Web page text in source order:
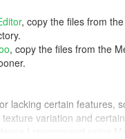
, copy the files from
, copy the files from the
lacking certain features,
variation and